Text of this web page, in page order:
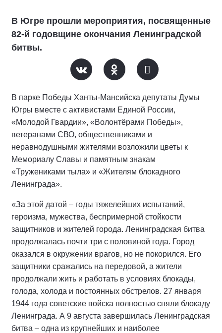
В Югре прошли мероприятия, посвященные
82-й годовщине окончания Ленинградской
битвы.
В парке Победы Ханты-Мансийска депутаты Думы
Югры вместе с активистами Единой России,
«Молодой Гвардии», «Волонтёрами Победы»,
ветеранами СВО, общественниками и
неравнодушными жителями возложили цветы к
Мемориалу Славы и памятным знакам
«Тружениками тыла» и «Жителям блокадного
Ленинграда».
«За этой датой – годы тяжелейших испытаний,
героизма, мужества, беспримерной стойкости
защитников и жителей города. Ленинградская битва
продолжалась почти три с половиной года. Город
оказался в окружении врагов, но не покорился. Его
защитники сражались на передовой, а жители
продолжали жить и работать в условиях блокады,
голода, холода и постоянных обстрелов. 27 января
1944 года советские войска полностью сняли блокаду
Ленинграда. А 9 августа завершилась Ленинградская
битва – одна из крупнейших и наиболее